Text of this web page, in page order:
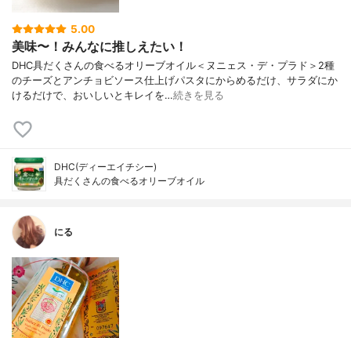
5.00
美味〜！みんなに推しえたい！
DHC具だくさんの食べるオリーブオイル＜ヌニェス・デ・プラド＞2種
のチーズとアンチョビソース仕上げパスタにからめるだけ、サラダにか
けるだけで、おいしいとキレイを…続きを見る
DHC(ディーエイチシー)
具だくさんの食べるオリーブオイル
にる